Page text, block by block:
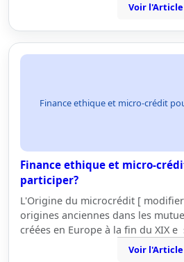
Voir l'Article
Finance ethique et micro-crédit
Finance ethique et micro-
participer?
L'Origine du microcrédit [
origines anciennes dans les
créées en Europe à la fin du XIX
Voir l'Article